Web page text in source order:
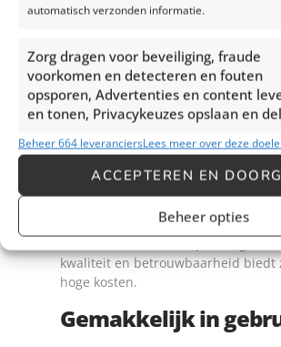
automatisch verzonden informatie.
Zorg dragen voor beveiliging, fraude
voorkomen en detecteren en fouten
opsporen, Advertenties en content
en tonen, Privacykeuzes opslaan en
Beheer 664 leveranciersLees meer over deze
ACCEPTEREN EN
Beheer opties
Omdat het afdeksysteem met
kostbare tijd die je anders zou
het optrommelen van een grotere
mensen. Hierdoor kun je efficiënter
meer werk gedaan krijgen in
Kostenbesparing:
onderhoud. Het Silage Safe
kwaliteit en betrouwbaarheid biedt
hoge kosten.
Gemakkelijk in